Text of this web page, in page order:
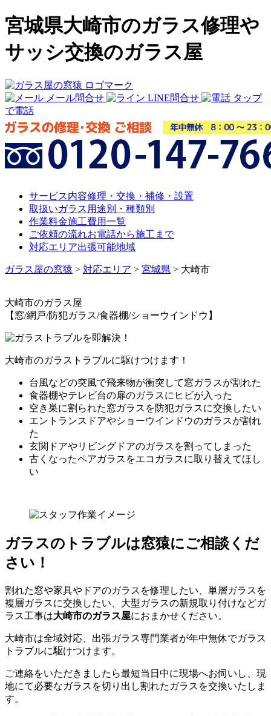
宮城県大崎市のガラス修理や
サッシ交換のガラス屋
メール問合せ LINE問合せ
タップ
で電話
サービス内容修理・交換・補修・設置
取扱いガラス 用途別・種類別
作業料金施工費用一覧
ご依頼の流れお電話から施工まで
対応エリア出張可能地域
ガラス屋の窓猿 > 対応エリア > 宮城県 > 大崎市
大崎市のガラス屋
【窓/網戸/防犯ガラス/食器棚/ショーウインドウ】
大崎市のガラストラブルに駆けつけます！
台風などの突風で飛来物が衝突して窓ガラスが割れた
食器棚やテレビ台の扉のガラスにヒビが入った
空き巣に割られた窓ガラスを防犯ガラスに交換したい
エントランスドアやショーウインドウのガラスが割れ
た
玄関ドアやリビングドアのガラスを割ってしまった
古くなったペアガラスをエコガラスに取り替えてほし
い
ガラスのトラブルは窓猿にご相談くだ
さい！
割れた窓や家具やドアのガラスを修理したい、単層ガラスを
複層ガラスに交換したい、大型ガラスの新規取り付けなどガ
ラス工事は大崎市のガラス屋におまかせください。
大崎市は全域対応、出張ガラス専門業者が年中無休でガラス
トラブルに駆けつけます。
ご連絡をいただきましたら最短当日中に現場へお伺いし、現
地にて必要なガラスを切り出し割れたガラスを交換いたしま
す。